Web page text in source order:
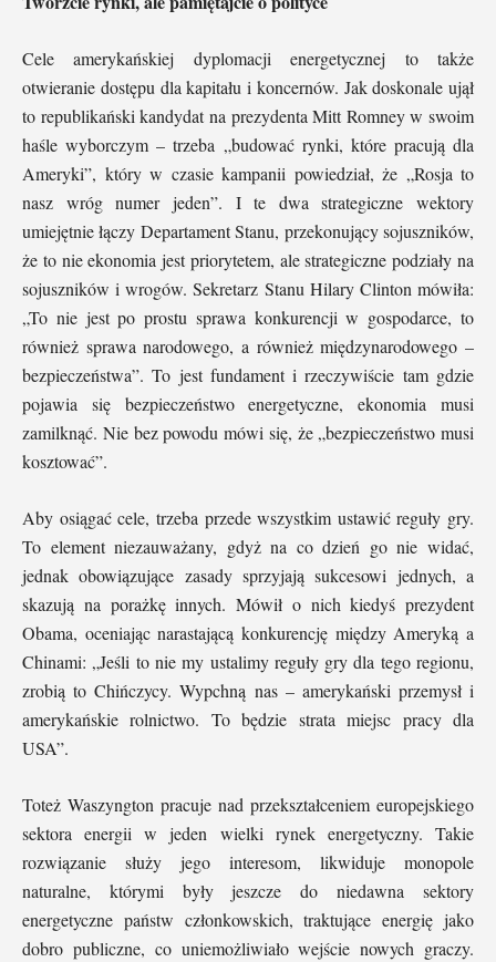
Cele amerykańskiej dyplomacji energetycznej to także
otwieranie dostępu dla kapitału i koncernów. Jak doskonale ujął
to republikański kandydat na prezydenta Mitt Romney w swoim
haśle wyborczym – trzeba „budować rynki, które pracują dla
Ameryki”, który w czasie kampanii powiedział, że „Rosja to
nasz wróg numer jeden”. I te dwa strategiczne wektory
umiejętnie łączy Departament Stanu, przekonujący sojuszników,
że to nie ekonomia jest priorytetem, ale strategiczne podziały na
sojuszników i wrogów. Sekretarz Stanu Hilary Clinton mówiła:
„To nie jest po prostu sprawa konkurencji w gospodarce, to
również sprawa narodowego, a również międzynarodowego –
bezpieczeństwa”. To jest fundament i rzeczywiście tam gdzie
pojawia się bezpieczeństwo energetyczne, ekonomia musi
zamilknąć. Nie bez powodu mówi się, że „bezpieczeństwo musi
kosztować”.
Aby osiągać cele, trzeba przede wszystkim ustawić reguły gry.
To element niezauważany, gdyż na co dzień go nie widać,
jednak obowiązujące zasady sprzyjają sukcesowi jednych, a
skazują na porażkę innych. Mówił o nich kiedyś prezydent
Obama, oceniając narastającą konkurencję między Ameryką a
Chinami: „Jeśli to nie my ustalimy reguły gry dla tego regionu,
zrobią to Chińczycy. Wypchną nas – amerykański przemysł i
amerykańskie rolnictwo. To będzie strata miejsc pracy dla
USA”.
Toteż Waszyngton pracuje nad przekształceniem europejskiego
sektora energii w jeden wielki rynek energetyczny. Takie
rozwiązanie służy jego interesom, likwiduje monopole
naturalne, którymi były jeszcze do niedawna sektory
energetyczne państw członkowskich, traktujące energię jako
dobro publiczne, co uniemożliwiało wejście nowych graczy.